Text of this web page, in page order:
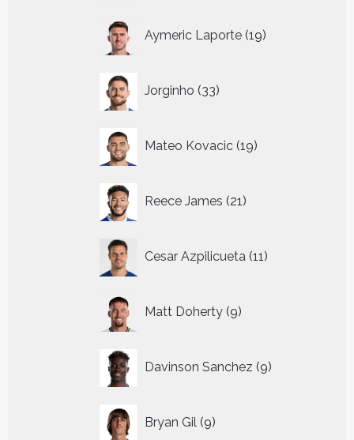
Aymeric Laporte 19
producten
Jorginho 33
producten
Mateo Kovacic 19
producten
Reece James 21
producten
Cesar Azpilicueta 11
producten
Matt Doherty 9
producten
Davinson Sanchez 9
producten
Bryan Gil 9
producten